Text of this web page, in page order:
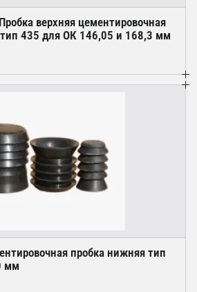
верхняя цементировочная
435 для ОК 146,05 и 168,3 мм
пробка нижняя тип
мм